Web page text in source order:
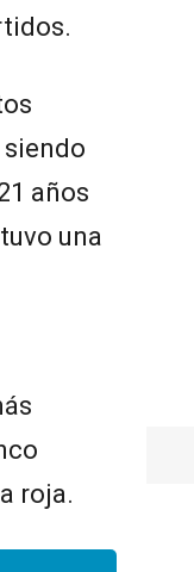
años
una
roja.